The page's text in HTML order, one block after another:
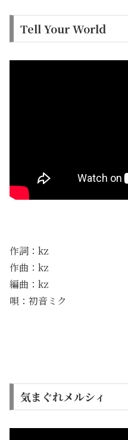
Tell Your World
作詞：kz
作曲：kz
編曲：kz
唄：初音ミク
気まぐれメルシィ